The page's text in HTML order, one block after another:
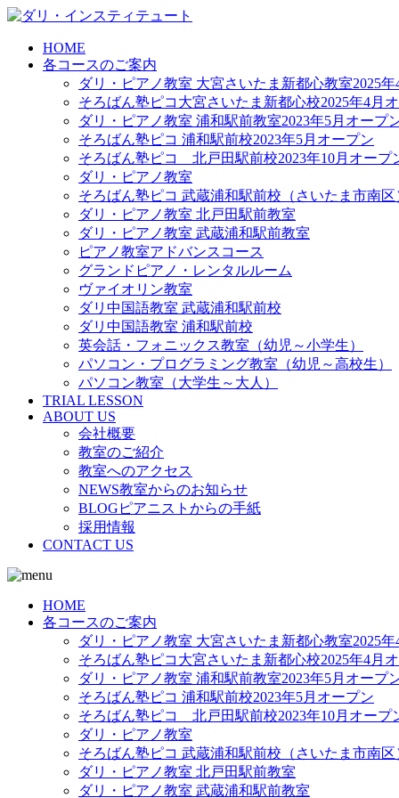
HOME
各コースのご案内
ダリ・ピアノ教室 大宮さいたま新都心教室2025
そろばん塾ピコ大宮さいたま新都心校2025年4月
ダリ・ピアノ教室 浦和駅前教室2023年5月オープ
そろばん塾ピコ 浦和駅前校2023年5月オープン
そろばん塾ピコ 北戸田駅前校2023年10月オープ
ダリ・ピアノ教室
そろばん塾ピコ 武蔵浦和駅前校（さいたま市南区
ダリ・ピアノ教室 北戸田駅前教室
ダリ・ピアノ教室 武蔵浦和駅前教室
ピアノ教室アドバンスコース
グランドピアノ・レンタルルーム
ヴァイオリン教室
ダリ中国語教室 武蔵浦和駅前校
ダリ中国語教室 浦和駅前校
英会話・フォニックス教室（幼児～小学生）
パソコン・プログラミング教室（幼児～高校生）
パソコン教室（大学生～大人）
TRIAL LESSON
ABOUT US
会社概要
教室のご紹介
教室へのアクセス
NEWS教室からのお知らせ
BLOGピアニストからの手紙
採用情報
CONTACT US
HOME
各コースのご案内
ダリ・ピアノ教室 大宮さいたま新都心教室2025
そろばん塾ピコ大宮さいたま新都心校2025年4月
ダリ・ピアノ教室 浦和駅前教室2023年5月オープ
そろばん塾ピコ 浦和駅前校2023年5月オープン
そろばん塾ピコ 北戸田駅前校2023年10月オープ
ダリ・ピアノ教室
そろばん塾ピコ 武蔵浦和駅前校（さいたま市南区
ダリ・ピアノ教室 北戸田駅前教室
ダリ・ピアノ教室 武蔵浦和駅前教室